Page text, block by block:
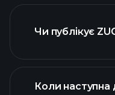
Чи публікує
фінансовими
Коли